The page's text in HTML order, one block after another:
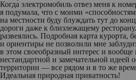
Когда электромобиль отвез меня к
я подумала, что с моими
на местности буду блуждать тут до
дороги даже к близлежащему
развеялись. Подробная карта курорта,
и ориентиры не позволили мне
в этом своеобразный интерес и вообще
нестандартной и замечательной идеей
территории — все рядом и в то же
Идеальная природная приватность!